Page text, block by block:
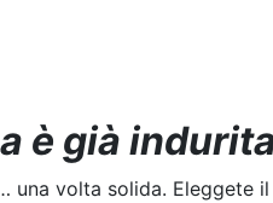
è già
una volta solida. Eleggete